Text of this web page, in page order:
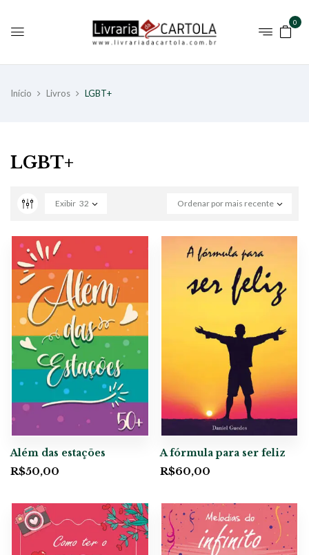
0
Início Livros LGBT+
LGBT+
Ordenar por mais recente
Exibir 32
Além das estações
R$50,00
A fórmula para ser feliz
R$60,00